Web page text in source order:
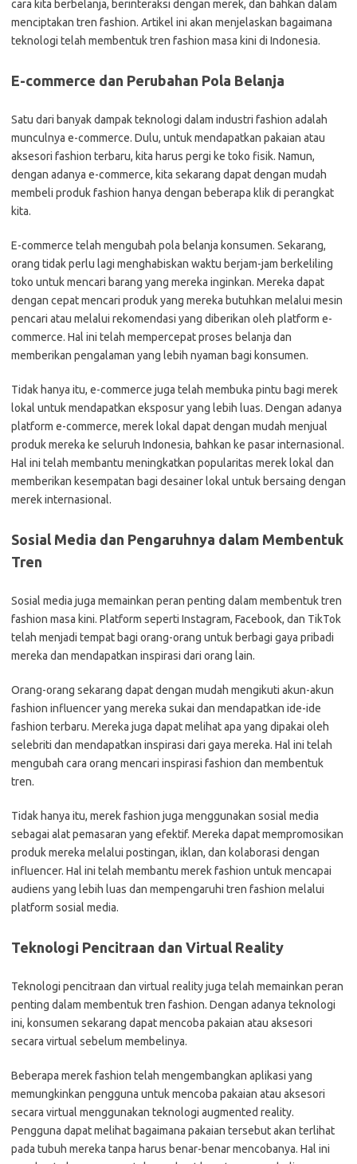
cara kita berbelanja, berinteraksi dengan merek, dan bahkan dalam
menciptakan tren fashion. Artikel ini akan menjelaskan bagaimana
teknologi telah membentuk tren fashion masa kini di Indonesia.
E-commerce dan Perubahan Pola Belanja
Satu dari banyak dampak teknologi dalam industri fashion adalah
munculnya e-commerce. Dulu, untuk mendapatkan pakaian atau
aksesori fashion terbaru, kita harus pergi ke toko fisik. Namun,
dengan adanya e-commerce, kita sekarang dapat dengan mudah
membeli produk fashion hanya dengan beberapa klik di perangkat
kita.
E-commerce telah mengubah pola belanja konsumen. Sekarang,
orang tidak perlu lagi menghabiskan waktu berjam-jam berkeliling
toko untuk mencari barang yang mereka inginkan. Mereka dapat
dengan cepat mencari produk yang mereka butuhkan melalui mesin
pencari atau melalui rekomendasi yang diberikan oleh platform e-
commerce. Hal ini telah mempercepat proses belanja dan
memberikan pengalaman yang lebih nyaman bagi konsumen.
Tidak hanya itu, e-commerce juga telah membuka pintu bagi merek
lokal untuk mendapatkan eksposur yang lebih luas. Dengan adanya
platform e-commerce, merek lokal dapat dengan mudah menjual
produk mereka ke seluruh Indonesia, bahkan ke pasar internasional.
Hal ini telah membantu meningkatkan popularitas merek lokal dan
memberikan kesempatan bagi desainer lokal untuk bersaing dengan
merek internasional.
Sosial Media dan Pengaruhnya dalam Membentuk
Tren
Sosial media juga memainkan peran penting dalam membentuk tren
fashion masa kini. Platform seperti Instagram, Facebook, dan TikTok
telah menjadi tempat bagi orang-orang untuk berbagi gaya pribadi
mereka dan mendapatkan inspirasi dari orang lain.
Orang-orang sekarang dapat dengan mudah mengikuti akun-akun
fashion influencer yang mereka sukai dan mendapatkan ide-ide
fashion terbaru. Mereka juga dapat melihat apa yang dipakai oleh
selebriti dan mendapatkan inspirasi dari gaya mereka. Hal ini telah
mengubah cara orang mencari inspirasi fashion dan membentuk
tren.
Tidak hanya itu, merek fashion juga menggunakan sosial media
sebagai alat pemasaran yang efektif. Mereka dapat mempromosikan
produk mereka melalui postingan, iklan, dan kolaborasi dengan
influencer. Hal ini telah membantu merek fashion untuk mencapai
audiens yang lebih luas dan mempengaruhi tren fashion melalui
platform sosial media.
Teknologi Pencitraan dan Virtual Reality
Teknologi pencitraan dan virtual reality juga telah memainkan peran
penting dalam membentuk tren fashion. Dengan adanya teknologi
ini, konsumen sekarang dapat mencoba pakaian atau aksesori
secara virtual sebelum membelinya.
Beberapa merek fashion telah mengembangkan aplikasi yang
memungkinkan pengguna untuk mencoba pakaian atau aksesori
secara virtual menggunakan teknologi augmented reality.
Pengguna dapat melihat bagaimana pakaian tersebut akan terlihat
pada tubuh mereka tanpa harus benar-benar mencobanya. Hal ini